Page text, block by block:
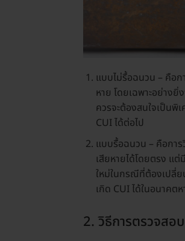
แบบไม่รื้อฉนวน – คือ
หาย โดยเฉพาะอย่าง
ควรจะต้องสนใจเป็นพิ
CUI ได้ต่อไป
แบบรื้อฉนวน – คือกา
เสียหายได้โดยตรง แ
ใหม่ในกรณีที่ต้องเปลี่
เกิด CUI ได้ในอนาคต
2. วิธีการตรวจสอ